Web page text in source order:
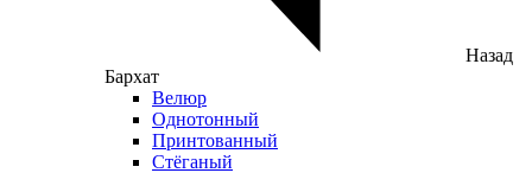
Назад
Бархат
Велюр
Однотонный
Принтованный
Стёганый